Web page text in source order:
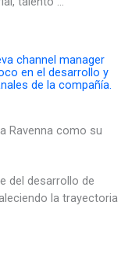
Ravenna como su
del desarrollo de
la trayectoria